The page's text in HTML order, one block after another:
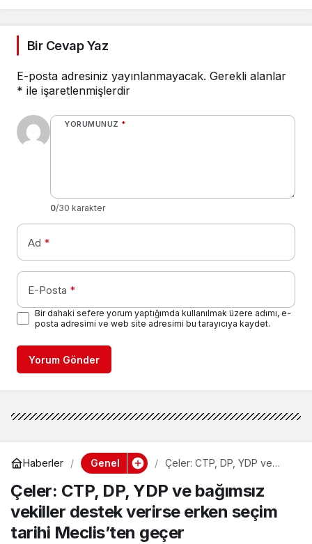
Bir Cevap Yaz
E-posta adresiniz yayınlanmayacak. Gerekli alanlar
* ile işaretlenmişlerdir
YORUMUNUZ *
0/30 karakter
Ad *
E-Posta *
Bir dahaki sefere yorum yaptığımda kullanılmak üzere adımı, e-
posta adresimi ve web site adresimi bu tarayıcıya kaydet.
Yorum Gönder
Haberler Genel
Çeler: CTP, DP, YDP ve
verirse erken seçim tarihi
Meclis’ten geçer
Çeler: CTP, DP, YDP ve bağımsız
vekiller destek verirse erken seçim
tarihi Meclis’ten geçer